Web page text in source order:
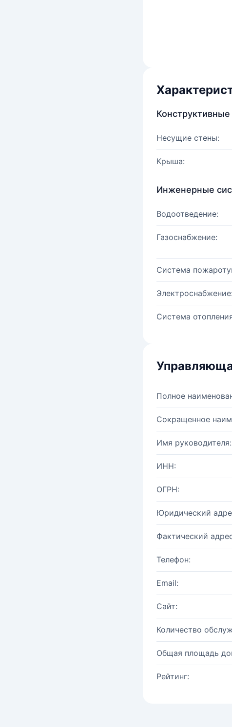
Несущие стены:
Крыша:
Инженерные
Водоотведение:
Газоснабжение:
Система
Электроснабжение:
Система
Полное
Сокращенное
Имя руководителя:
ИНН:
ОГРН:
Юридический
Фактический
Телефон:
Email:
Сайт:
Количество
Общая площадь
Рейтинг: